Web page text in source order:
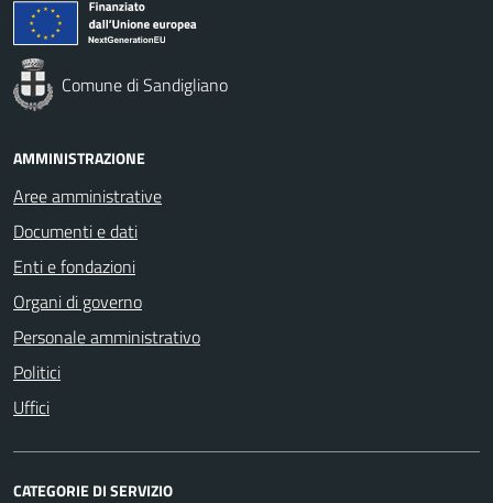
Comune di Sandigliano
AMMINISTRAZIONE
Aree amministrative
Documenti e dati
Enti e fondazioni
Organi di governo
Personale amministrativo
Politici
Uffici
CATEGORIE DI SERVIZIO